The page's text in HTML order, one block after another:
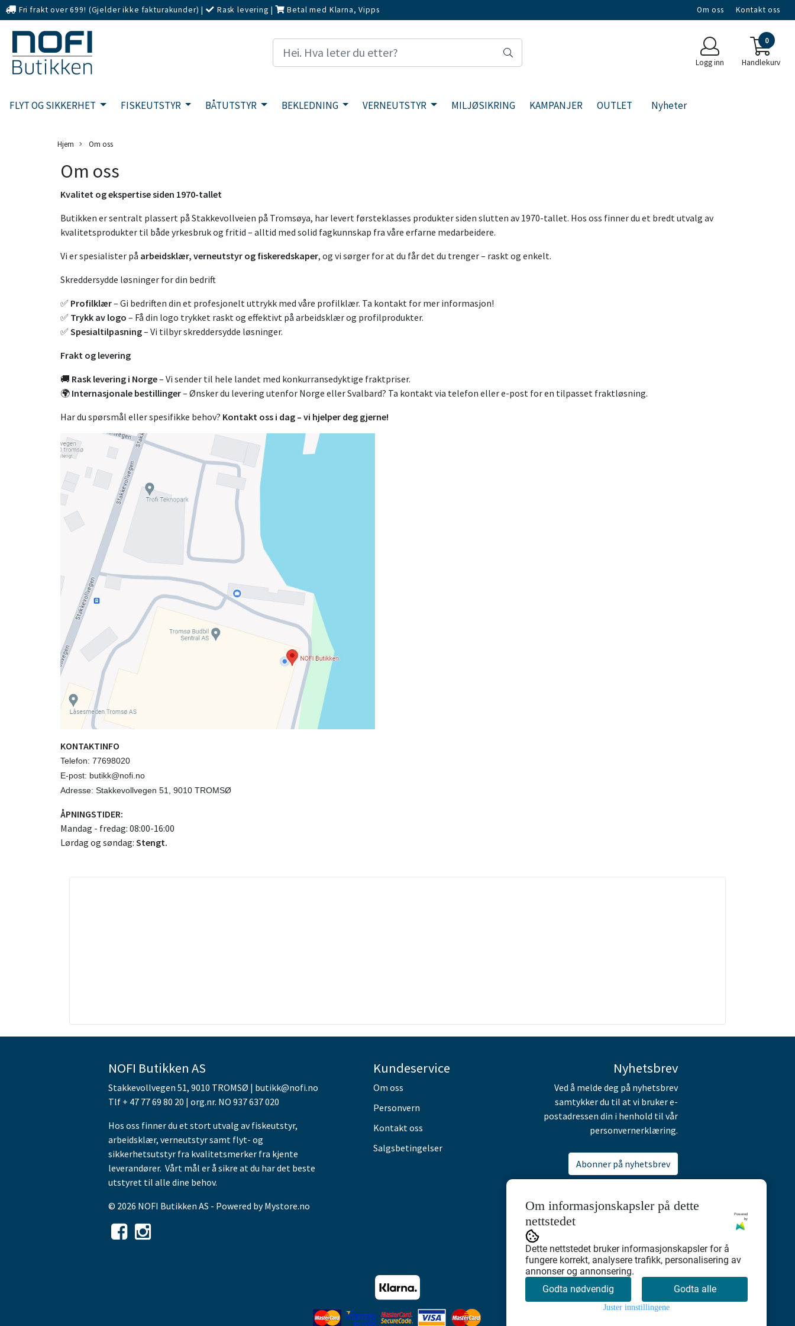
Fri frakt over 699! (Gjelder ikke fakturakunder) | Rask levering |
Betal med Klarna, Vipps
Om oss Kontakt oss
Logg inn
0
Handlekurv
FLYT OG SIKKERHET FISKEUTSTYR BÅTUTSTYR BEKLEDNING VERNEUTSTYR MILJØSIKRING KAMPANJER OUTLET Nyheter
Hjem Om oss
Om oss
Kvalitet og ekspertise siden 1970-tallet
Butikken er sentralt plassert på Stakkevollveien på Tromsøya, har levert førsteklasses produkter siden slutten av 1970-tallet. Hos oss finner du et bredt utvalg av
kvalitetsprodukter til både yrkesbruk og fritid – alltid med solid fagkunnskap fra våre erfarne medarbeidere.
Vi er spesialister på arbeidsklær, verneutstyr og fiskeredskaper, og vi sørger for at du får det du trenger – raskt og enkelt.
Skreddersydde løsninger for din bedrift
✅ Profilklær– Gi bedriften din et profesjonelt uttrykk med våre profilklær. Ta kontakt for mer informasjon!
✅ Trykk av logo – Få din logo trykket raskt og effektivt på arbeidsklær og profilprodukter.
✅ Spesialtilpasning– Vi tilbyr skreddersydde løsninger.
Frakt og levering
🚚 Rask levering i Norge– Vi sender til hele landet med konkurransedyktige fraktpriser.
🌍 Internasjonale bestillinger– Ønsker du levering utenfor Norge eller Svalbard? Ta kontakt via telefon eller e-post for en tilpasset fraktløsning.
Har du spørsmål eller spesifikke behov? Kontakt oss i dag – vi hjelper deg gjerne!
KONTAKTINFO
Telefon: 77698020
E-post: butikk@nofi.no
Adresse: Stakkevollvegen 51, 9010 TROMSØ
ÅPNINGSTIDER:
Mandag - fredag: 08:00-16:00
Lørdag og søndag: Stengt.
Om informasjonskapsler på dette
nettstedet
Powered
by
Dette nettstedet bruker informasjonskapsler for å
fungere korrekt, analysere trafikk, personalisering av
annonser og annonsering.
Godta nødvendig
Godta alle
Juster innstillingene
NOFI Butikken AS
Stakkevollvegen 51, 9010 TROMSØ | butikk@nofi.no
Tlf + 47 77 69 80 20 | org.nr. NO 937 637 020
Hos oss finner du et stort utvalg av fiskeutstyr,
arbeidsklær, verneutstyr samt flyt- og
sikkerhetsutstyr fra kvalitetsmerker fra kjente
leverandører. Vårt mål er å sikre at du har det beste
utstyret til alle dine behov.
© 2026 NOFI Butikken AS - Powered byMystore.no
Kundeservice
Om oss
Personvern
Kontakt oss
Salgsbetingelser
Nyhetsbrev
Ved å melde deg på nyhetsbrev
samtykker du til at vi bruker e-
postadressen din i henhold til vår
personvernerklæring.
Abonner på nyhetsbrev